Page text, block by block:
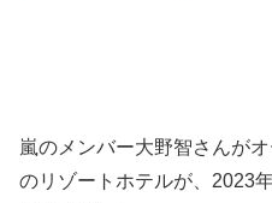
嵐のメンバー大野智さんが
のリゾートホテルが、2023